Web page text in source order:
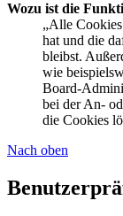
Wozu ist die
„Alle
hat und die
bleibst.
wie
Board-
bei der An-
die Cookies
Nach oben